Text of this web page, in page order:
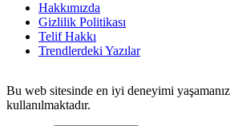
Hakkımızda
Gizlilik Politikası
Telif Hakkı
Trendlerdeki Yazılar
Bu web sitesinde en iyi deneyimi
kullanılmaktadır.